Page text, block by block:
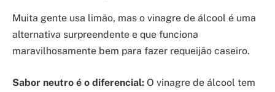
Muita gente usa limão, mas o vinagre de álcool é uma
alternativa surpreendente e que funciona
maravilhosamente bem para fazer requeijão caseiro.
Sabor neutro é o diferencial: O vinagre de álcool tem